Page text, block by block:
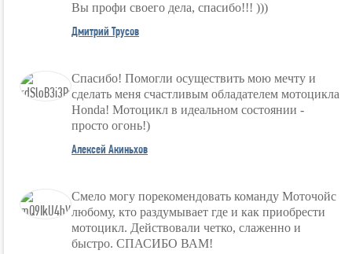
Вы профи своего дела, спасибо!!! )))
Дмитрий Трусов
Спасибо! Помогли осуществить мою мечту и
сделать меня счастливым обладателем мотоцикла
Honda! Мотоцикл в идеальном состоянии -
просто огонь!)
Алексей Акиньхов
Смело могу порекомендовать команду Моточойс
любому, кто раздумывает где и как приобрести
мотоцикл. Действовали четко, слаженно и
быстро. СПАСИБО ВАМ!